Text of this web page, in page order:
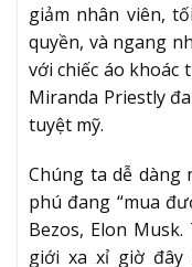
giảm nhân viên,
quyền, và ngang
với chiếc áo khoác
Miranda Priestly
tuyệt mỹ.
Chúng ta dễ
phú đang “mua
Bezos, Elon
giới xa xỉ giờ